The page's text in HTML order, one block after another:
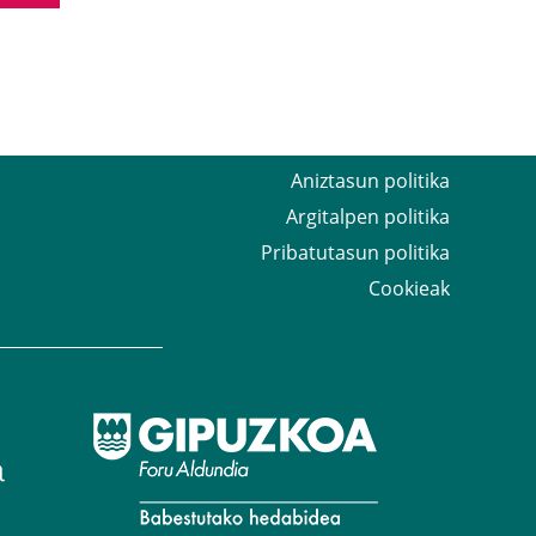
Aniztasun politika
Argitalpen politika
Pribatutasun politika
Cookieak